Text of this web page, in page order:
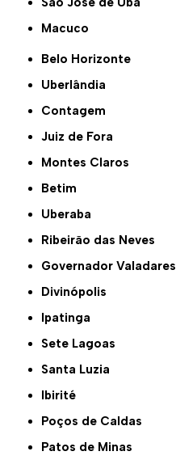
Macuco
Belo Horizonte
Uberlândia
Contagem
Juiz de Fora
Montes Claros
Betim
Uberaba
Ribeirão das Neves
Governador Valadares
Divinópolis
Ipatinga
Sete Lagoas
Santa Luzia
Ibirité
Poços de Caldas
Patos de Minas